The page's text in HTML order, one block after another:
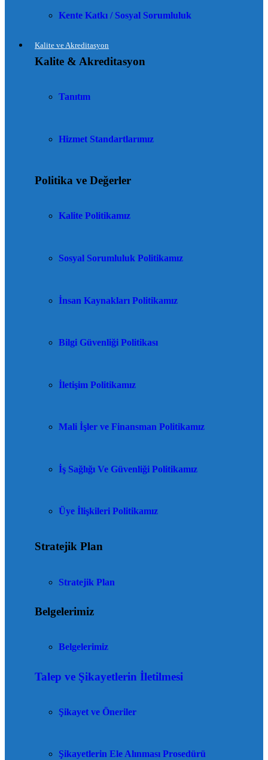
Kente Katkı / Sosyal Sorumluluk
Kalite ve Akreditasyon
Kalite & Akreditasyon
Tanıtım
Hizmet Standartlarımız
Politika ve Değerler
Kalite Politikamız
Sosyal Sorumluluk Politikamız
İnsan Kaynakları Politikamız
Bilgi Güvenliği Politikası
İletişim Politikamız
Mali İşler ve Finansman Politikamız
İş Sağlığı Ve Güvenliği Politikamız
Üye İlişkileri Politikamız
Stratejik Plan
Stratejik Plan
Belgelerimiz
Belgelerimiz
Talep ve Şikayetlerin İletilmesi
Şikayet ve Öneriler
Şikayetlerin Ele Alınması Prosedürü